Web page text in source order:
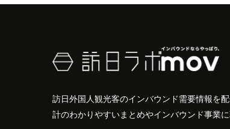
訪日外国人観光客のインバウンド需要情報を
計のわかりやすいまとめやインバウンド事業